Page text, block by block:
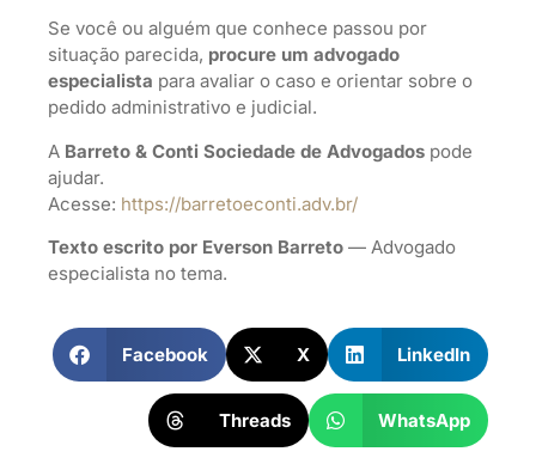
Se você ou alguém que conhece passou por
situação parecida, procure um advogado
especialista para avaliar o caso e orientar sobre o
pedido administrativo e judicial.
A Barreto & Conti Sociedade de Advogados pode
ajudar.
Acesse: https://barretoeconti.adv.br/
Texto escrito por Everson Barreto — Advogado
especialista no tema.
Facebook X LinkedIn
Threads WhatsApp